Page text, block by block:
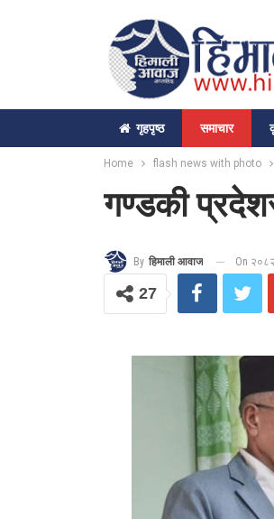
गृहपृष्‍ठ समाचार
Home flash news with photo
गण्डकी
By हिमाली आवाज On
27